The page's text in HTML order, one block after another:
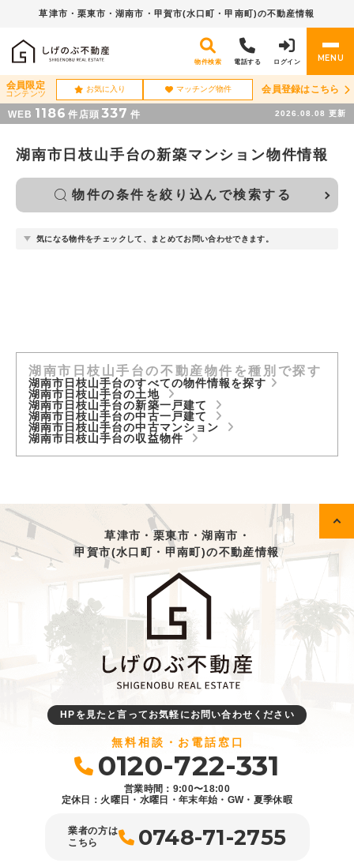
草津市・栗東市・湖南市・ 甲賀市(水口町・甲南町)の不動産情報
物件検索 電話する ログイン MENU
会員限定
コンテンツ
お気に入り マッチング物件 会員登録はこちら
WEB 1186 件 店頭 337 件 2026.08.08 更新
湖南市日枝山手台の新築マンション物件情報
物件の条件を絞り込んで検索する
気になる物件をチェックして、まとめてお問い合わせできます。
湖南市日枝山手台の不動産物件を種別で探す
湖南市日枝山手台のすべての物件情報を探す
湖南市日枝山手台の土地
湖南市日枝山手台の新築一戸建て
湖南市日枝山手台の中古一戸建て
湖南市日枝山手台の中古マンション
湖南市日枝山手台の収益物件
草津市・栗東市・湖南市・
甲賀市(水口町・甲南町)の不動産情報
HPを見たと言ってお気軽にお問い合わせください
無料相談・お電話窓口
0120-722-331
営業時間：9:00〜18:00
定休日：火曜日・水曜日・年末年始・GW・夏季休暇
業者の方は
こちら
0748-71-2755